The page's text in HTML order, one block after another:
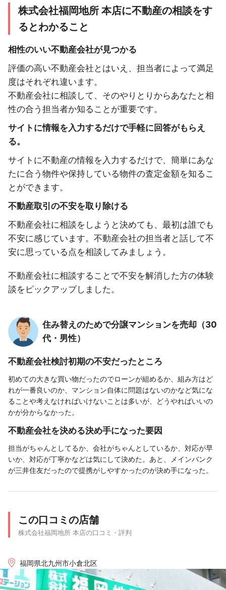
株式会社福岡地所 本店に不動産の相談をす
るとわかること
相性のいい不動産会社が見つかる
評価の高い不動産会社とはいえ、担当者によって満足
度はそれぞれ違います。
不動産会社に相談して、そのやりとりからあなたと相
性の合う担当者か知ることが重要です。
サイトに情報を入力するだけで手軽に回答がもらえ
る。
サイトに不動産の情報を入力するだけで、簡単にあな
たに合う物件や保持している物件の査定金額を知るこ
とができます。
不動産取引の不安を取り除ける
不動産会社に相談をしようと決めても、最初は誰でも
不安に感じています。不動産会社の担当者と話して不
安に思っている点を相談してみましょう。
不動産会社に相談することで不安を解消した方の体験
談をピックアップしました。
住み替えのためで分譲マンションを売却（30
代・男性）
不動産会社検討初期の不安だったところ
初めての大きな買い物だったのでローンが組めるか、組み方はど
れが一番良いのか、マンション自体に問題はないのかなど気にな
ることや考えなければいけないことは多いが、どうやればいいの
かが分からなかった。
不動産会社を決める決め手になった要因
担当がちゃんとしてるか、会社がちゃんとしているか、対応が早
いか、対応が丁寧かなどは気にして決めた。あと、メインバンク
が三井住友だったので提携がしやすかったのが決め手になった。
この口コミの店舗
株式会社福岡地所 本店の口コミ・評判
福岡県北九州市小倉北区